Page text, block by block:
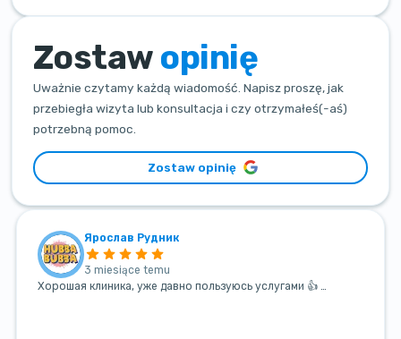
Zostaw opinię
Uważnie czytamy każdą wiadomość. Napisz proszę, jak
przebiegła wizyta lub konsultacja i czy otrzymałeś(-aś)
potrzebną pomoc.
Zostaw opinię
Ярослав Рудник
3 miesiące temu
Хорошая клиника, уже давно пользуюсь услугами 👍 …